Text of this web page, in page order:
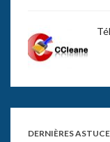
DERNIÈRES